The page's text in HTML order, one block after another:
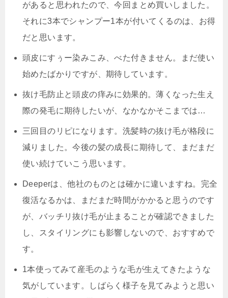
があると思われたので、今回まとめ買いしました。
それに3本でシャンプー1本が付いてくるのは、お得
だと思います。
頭皮にすぅー染みこみ、べた付きません。まだ使い
始めたばかりですが、期待しています。
抜け毛防止と頭皮の痒みに効果的。薄くなった生え
際の発毛に期待したいが、なかなかそこまでは…
三回目のリピになります。洗髪時の抜け毛が格段に
減りました。今後の髪の成長に期待して、まだまだ
使い続けていこう思います。
Deeperは、他社のものとは確かに違いますね。 完全
復活なるかは、まだまだ時間がかかると思うのです
が、バッチリ抜け毛が止まることが確認できました
し、スタイリングにも影響しないので、おすすめで
す。
1本使ってみて産毛のような毛が生えてきたような
気がしています。しばらく様子を見てみようと思い